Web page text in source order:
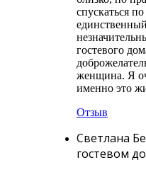
спускаться
гостевого
женщина. Я
именно это
Отзыв
Светлана
гостевом